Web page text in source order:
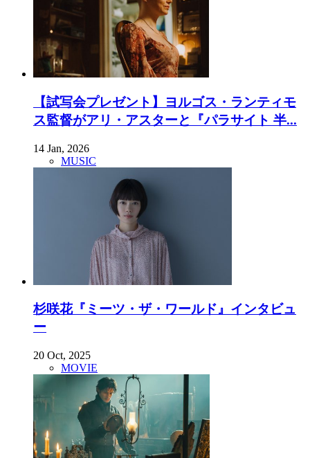
【試写会プレゼント】ヨルゴス・ランティモ
ス監督がアリ・アスターと『パラサイト 半...
14 Jan, 2026
MUSIC
杉咲花『ミーツ・ザ・ワールド』インタビュ
ー
20 Oct, 2025
MOVIE